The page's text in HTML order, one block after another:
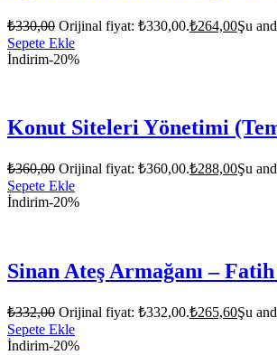
₺330,00 Orijinal fiyat: ₺330,00.₺264,00Şu
Sepete Ekle
İndirim-20%
Konut Siteleri Yönetimi
₺360,00 Orijinal fiyat: ₺360,00.₺288,00Şu
Sepete Ekle
İndirim-20%
Sinan Ateş Armağanı –
₺332,00 Orijinal fiyat: ₺332,00.₺265,60Şu
Sepete Ekle
İndirim-20%